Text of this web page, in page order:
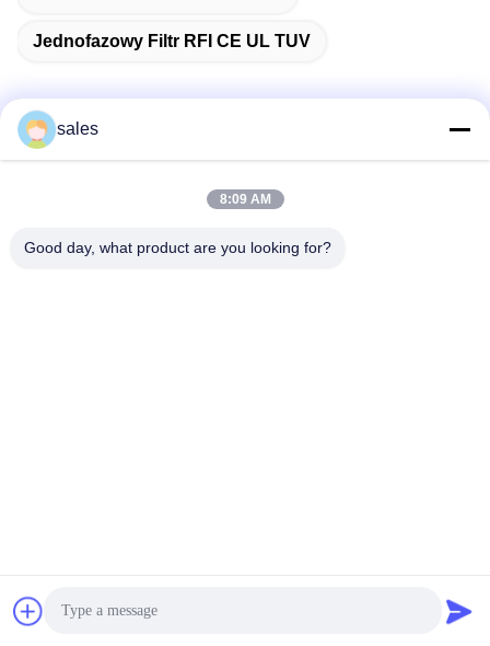
Jednofazowy Filtr RFI CE UL TUV
Pokój 1301, Blok B, Rongchao New Times Plaza, Park
EMI Sprzedawca. 2022-2026 Shenzhen VIIP Electronics Co., Ltd.
Wszystkie prawa zastrzeżone.
sales
8:09 AM
Good day, what product are you looking for?